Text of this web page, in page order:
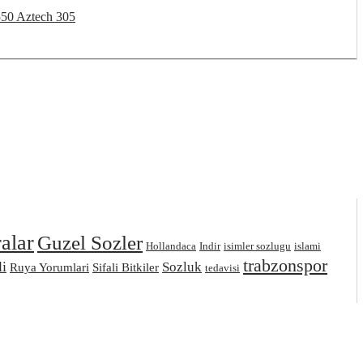
Aztech 305
Guzel Sozler Hollandaca Indir isimler sozlugu islami
Ruya Yorumlari Sifali Bitkiler Sozluk tedavisi trabzonspor